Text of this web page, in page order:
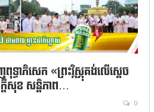
ធាភិសេក «ព្រះវិស្ណុគង់​លើ​ស្ដេច
សុខ សន្តិភាព…
0